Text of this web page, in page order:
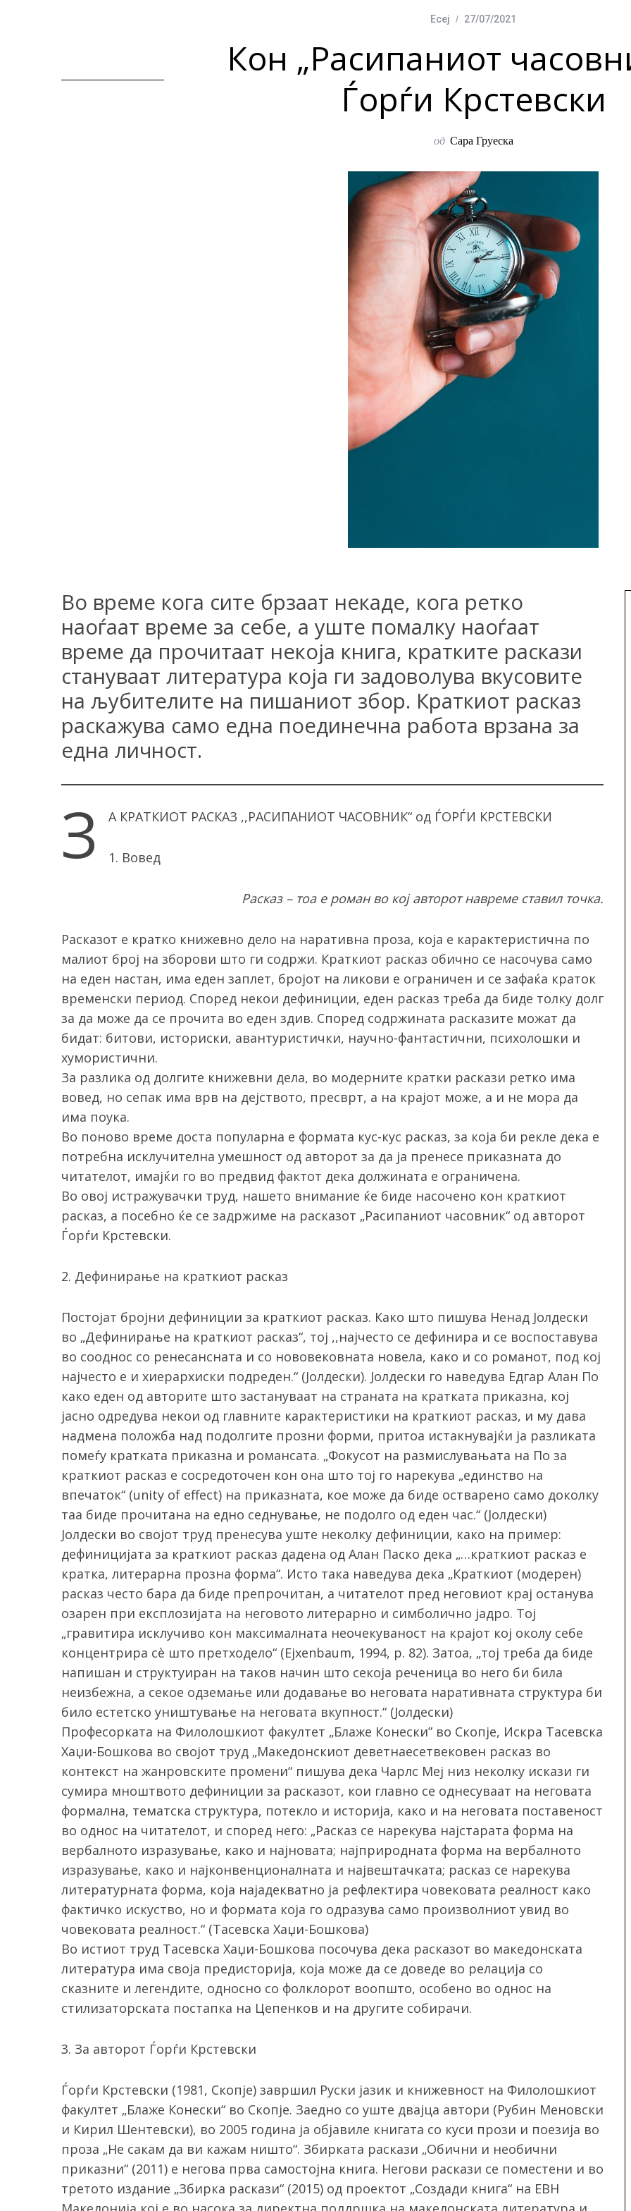
Есеј 27/07/2021
Кон „Расипаниот
Ѓорѓи Крстевски
од Сара Груеска
Во време кога сите брзаат некаде, кога ретко
наоѓаат време за себе, а уште помалку наоѓаат
време да прочитаат некоја книга, кратките раскази
стануваат литература која ги задоволува вкусовите
на љубителите на пишаниот збор. Краткиот расказ
раскажува само една поединечна работа врзана за
една личност.
З А КРАТКИОТ РАСКАЗ ,,РАСИПАНИОТ ЧАСОВНИК“ од ЃОРЃИ КРСТЕВСКИ
1. Вовед
Расказ – тоа е роман во кој авторот навреме ставил точка.
Расказот е кратко книжевно дело на наративна проза, која е карактеристична по
малиот број на зборови што ги содржи. Краткиот расказ обично се насочува само
на еден настан, има еден заплет, бројот на ликови е ограничен и се зафаќа краток
временски период. Според некои дефиниции, еден расказ треба да биде толку долг
за да може да се прочита во еден здив. Според содржината расказите можат да
бидат: битови, историски, авантуристички, научно-фантастични, психолошки и
хумористични.
За разлика од долгите книжевни дела, во модерните кратки раскази ретко има
вовед, но сепак има врв на дејството, пресврт, а на крајот може, а и не мора да
има поука.
Во поново време доста популарна е формата кус-кус расказ, за која би рекле дека е
потребна исклучителна умешност од авторот за да ја пренесе приказната до
читателот, имајќи го во предвид фактот дека должината е ограничена.
Во овој истражувачки труд, нашето внимание ќе биде насочено кон краткиот
расказ, а посебно ќе се задржиме на расказот „Расипаниот часовник“ од авторот
Ѓорѓи Крстевски.
2. Дефинирање на краткиот расказ
Постојат бројни дефиниции за краткиот расказ. Како што пишува Ненад Јолдески
во „Дефинирање на краткиот расказ“, тој ,,најчесто се дефинира и се воспоставува
во сооднос со ренесансната и со нововековната новела, како и со романот, под кој
најчесто е и хиерархиски подреден.“ (Јолдески). Јолдески го наведува Едгар Алан По
како еден од авторите што застануваат на страната на кратката приказна, кој
јасно одредува некои од главните карактеристики на краткиот расказ, и му дава
надмена положба над подолгите прозни форми, притоа истакнувајќи ја разликата
помеѓу кратката приказна и романсата. „Фокусот на размислувањата на По за
краткиот расказ е сосредоточен кон она што тој го нарекува „единство на
впечаток“ (unity of effect) на приказната, кое може да биде остварено само доколку
таа биде прочитана на едно седнување, не подолго од еден час.“ (Јолдески)
Јолдески во својот труд пренесува уште неколку дефиниции, како на пример:
дефиницијата за краткиот расказ дадена од Алан Паско дека „…краткиот расказ е
кратка, литерарна прозна форма“. Исто така наведува дека „Краткиот (модерен)
расказ често бара да биде препрочитан, а читателот пред неговиот крај останува
озарен при експлозијата на неговото литерарно и симболично јадро. Тој
„гравитира исклучиво кон максималната неочекуваност на крајот кој околу себе
концентрира сè што претходело“ (Ejxenbaum, 1994, p. 82). Затоа, „тој треба да биде
напишан и структуиран на таков начин што секоја реченица во него би била
неизбежна, а секое одземање или додавање во неговата наративната структура би
било естетско уништување на неговата вкупност.“ (Јолдески)
Професорката на Филолошкиот факултет „Блаже Конески” во Скопје, Искра Тасевска
Хаџи-Бошкова во својот труд „Македонскиот деветнаесетвековен расказ во
контекст на жанровските промени“ пишува дека Чарлс Меј низ неколку искази ги
сумира мноштвото дефиниции за расказот, кои главно се однесуваат на неговата
формална, тематска структура, потекло и историја, како и на неговата поставеност
во однос на читателот, и според него: „Расказ се нарекува најстарата форма на
вербалното изразување, како и најновата; најприродната форма на вербалното
изразување, како и најконвенционалната и највештачката; расказ се нарекува
литературната форма, која најадекватно ја рефлектира човековата реалност како
фактичко искуство, но и формата која го одразува само произволниот увид во
човековата реалност.“ (Тасевска Хаџи-Бошкова)
Во истиот труд Тасевска Хаџи-Бошкова посочува дека расказот во македонската
литература има своја предисторија, која може да се доведе во релација со
сказните и легендите, односно со фолклорот воопшто, особено во однос на
стилизаторската постапка на Цепенков и на другите собирачи.
3. За авторот Ѓорѓи Крстевски
Ѓорѓи Крстевски (1981, Скопје) завршил Руски јазик и книжевност на Филолошкиот
факултет „Блаже Конески“ во Скопје. Заедно со уште двајца автори (Рубин Меновски
и Кирил Шентевски), во 2005 година ја објавиле книгата со куси прози и поезија во
проза „Не сакам да ви кажам ништо“. Збирката раскази „Обични и необични
приказни“ (2011) е негова прва самостојна книга. Негови раскази се поместени и во
третото издание „Збирка раскази“ (2015) од проектот „Создади книга“ на ЕВН
S
e
r
c
h
r
: